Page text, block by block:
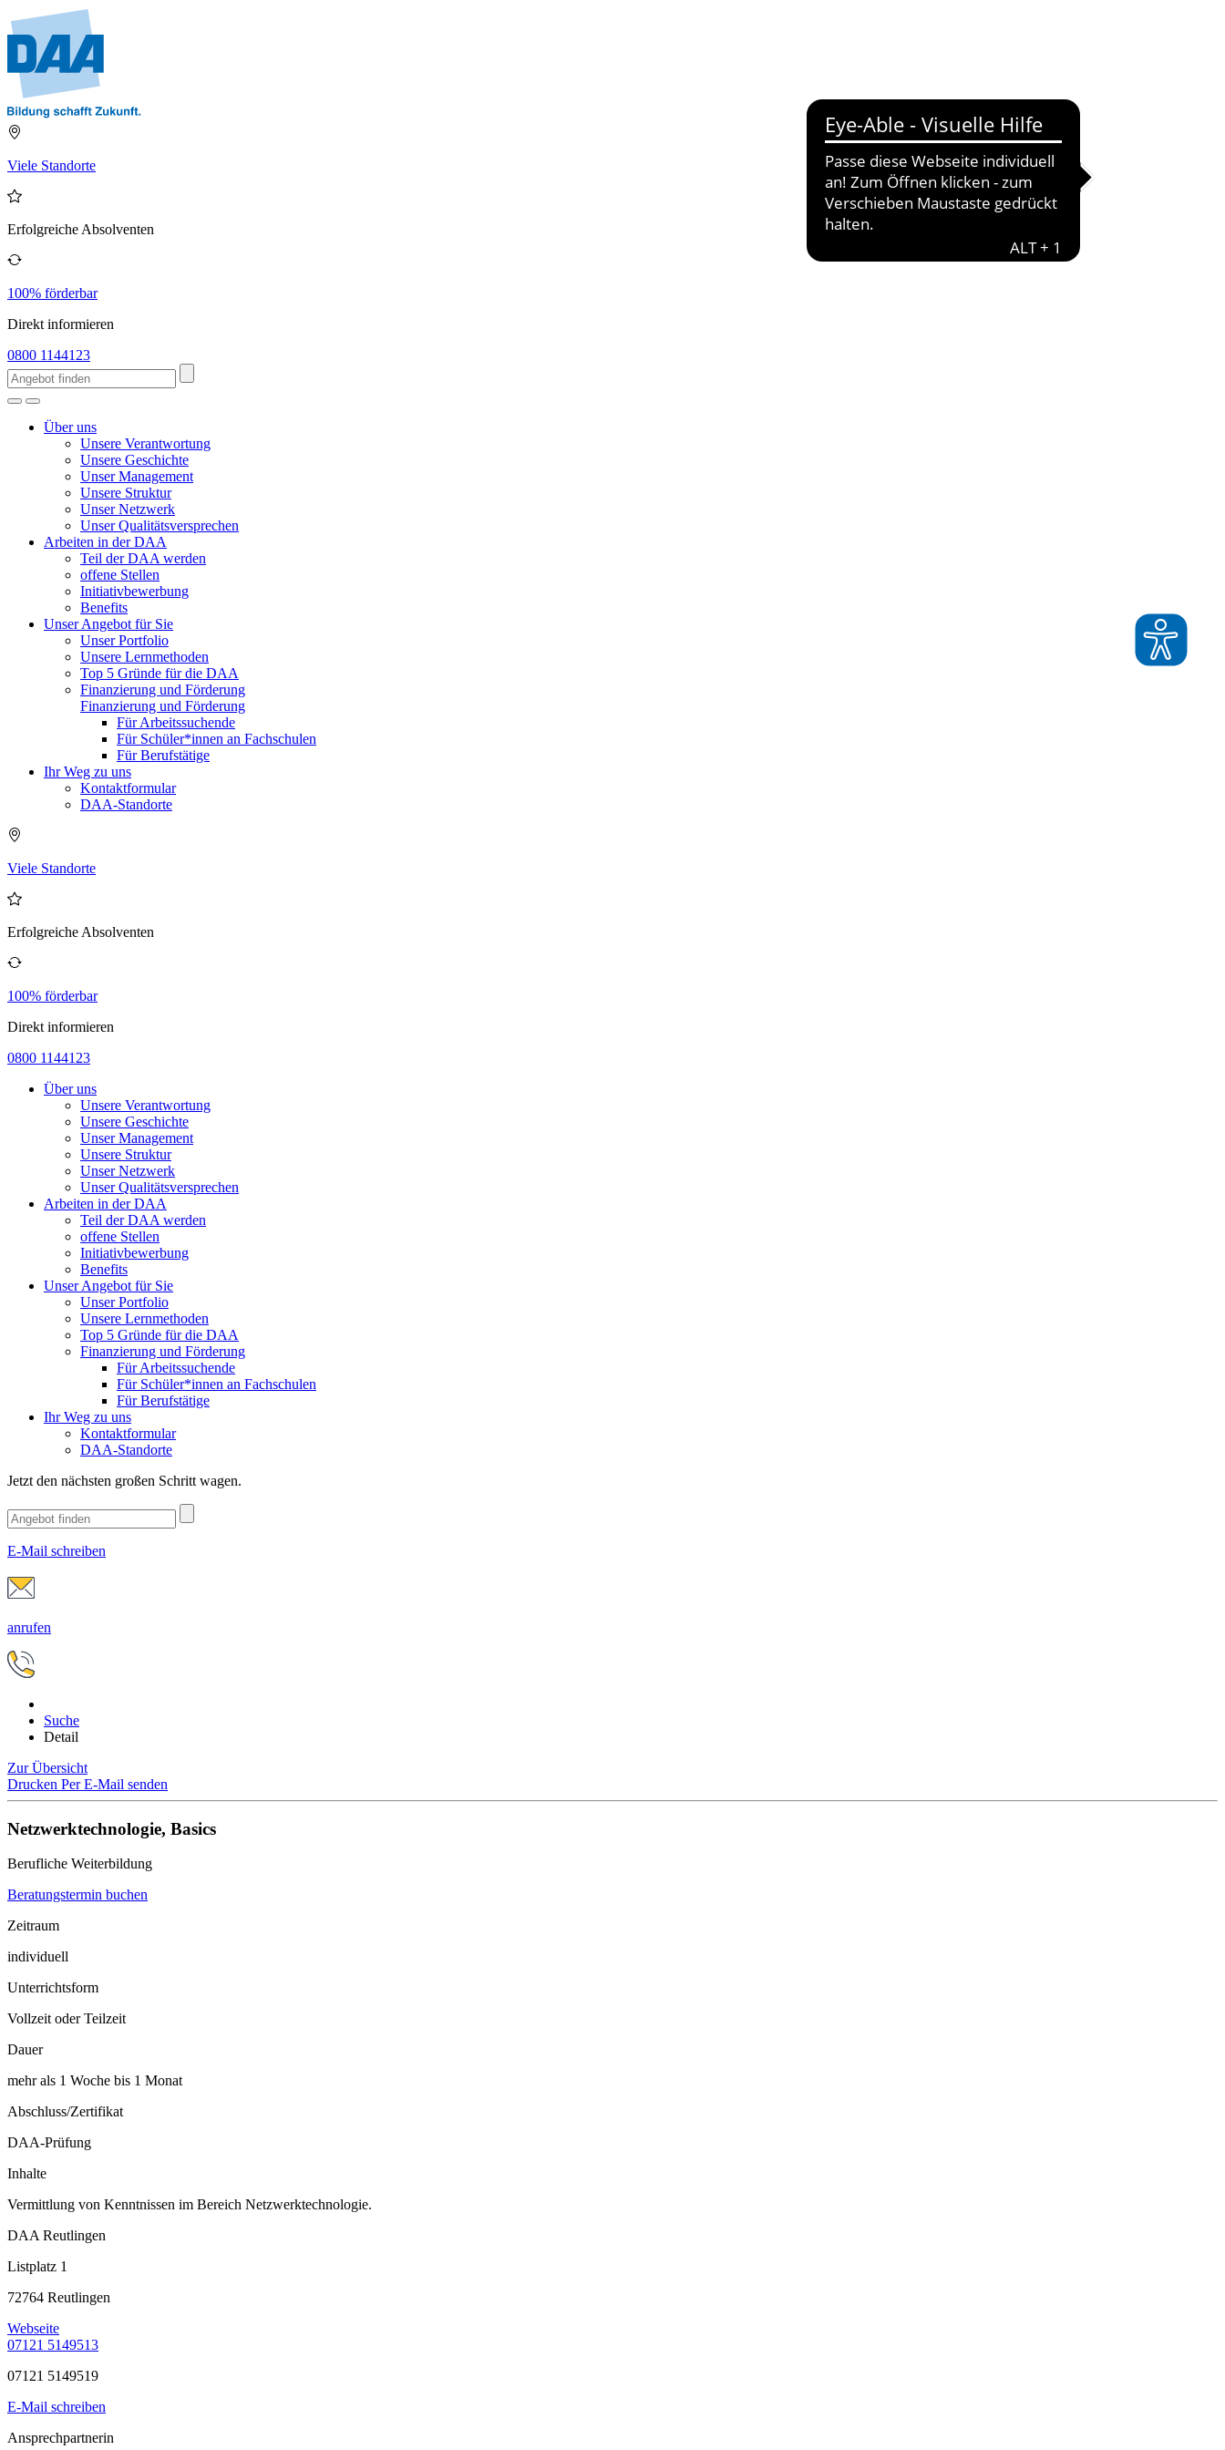
Viele Standorte
Erfolgreiche Absolventen
100% förderbar
Direkt informieren
0800 1144123
Über uns
Unsere Verantwortung
Unsere Geschichte
Unser Management
Unsere Struktur
Unser Netzwerk
Unser Qualitätsversprechen
Arbeiten in der DAA
Teil der DAA werden
offene Stellen
Initiativbewerbung
Benefits
Unser Angebot für Sie
Unser Portfolio
Unsere Lernmethoden
Top 5 Gründe für die DAA
Finanzierung und Förderung
Finanzierung und Förderung
Für Arbeitssuchende
Für Schüler*innen an Fachschulen
Für Berufstätige
Ihr Weg zu uns
Kontaktformular
DAA-Standorte
Viele Standorte
Erfolgreiche Absolventen
100% förderbar
Direkt informieren
0800 1144123
Über uns
Unsere Verantwortung
Unsere Geschichte
Unser Management
Unsere Struktur
Unser Netzwerk
Unser Qualitätsversprechen
Arbeiten in der DAA
Teil der DAA werden
offene Stellen
Initiativbewerbung
Benefits
Unser Angebot für Sie
Unser Portfolio
Unsere Lernmethoden
Top 5 Gründe für die DAA
Finanzierung und Förderung
Für Arbeitssuchende
Für Schüler*innen an Fachschulen
Für Berufstätige
Ihr Weg zu uns
Kontaktformular
DAA-Standorte
Jetzt den nächsten großen Schritt wagen.
E-Mail schreiben
anrufen
Suche
Detail
Zur Übersicht
Drucken Per E-Mail senden
Netzwerktechnologie, Basics
Berufliche Weiterbildung
Beratungstermin buchen
Zeitraum
individuell
Unterrichtsform
Vollzeit oder Teilzeit
Dauer
mehr als 1 Woche bis 1 Monat
Abschluss/Zertifikat
DAA-Prüfung
Inhalte
Vermittlung von Kenntnissen im Bereich Netzwerktechnologie.
DAA Reutlingen
Listplatz 1
72764 Reutlingen
Webseite
07121 5149513
07121 5149519
E-Mail schreiben
Ansprechpartnerin